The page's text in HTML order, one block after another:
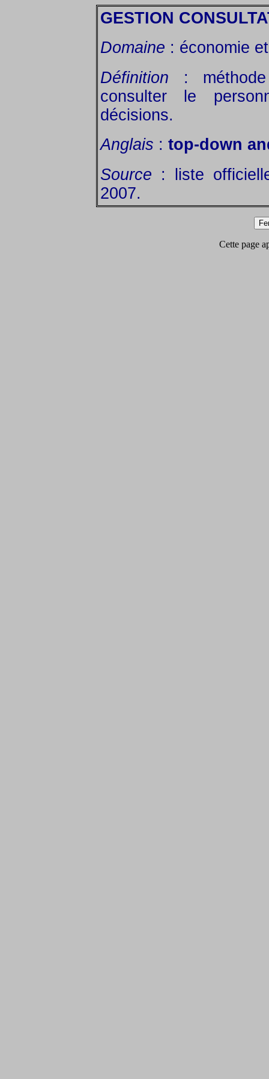
GESTION
Domaine : économie
Définition :
consulter le
décisions.
Anglais : top-down
Source : liste
2007.
Cette page